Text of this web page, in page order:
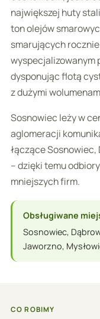
największej huty
ton olejów
smarujących
wyspecjalizowanym
dysponując flotą
z dużymi
Sosnowiec leży w
aglomeracji
łączące Sosnowiec,
– dzięki temu
mniejszych firm.
Obsługiwane
Sosnowiec,
Jaworzno,
CO ROBIMY